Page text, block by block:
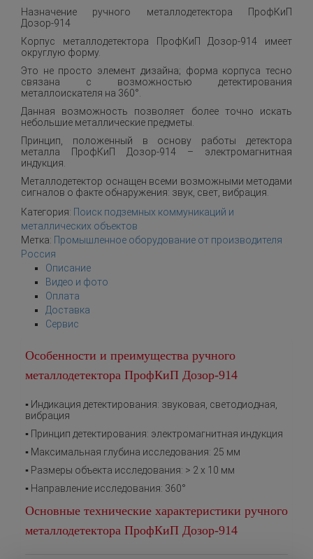
Назначение ручного металлодетектора ПрофКиП
Дозор-914
Корпус металлодетектора ПрофКиП Дозор-914 имеет
округлую форму.
Это не просто элемент дизайна; форма корпуса тесно
связана с возможностью детектирования
металлоискателя на 360°.
Данная возможность позволяет более точно искать
небольшие металлические предметы.
Принцип, положенный в основу работы детектора
металла ПрофКиП Дозор-914 – электромагнитная
индукция.
Металлодетектор оснащен всеми возможными методами
сигналов о факте обнаружения: звук, свет, вибрация.
Категория: Поиск подземных коммуникаций и
металлических объектов
Метка: Промышленное оборудование от производителя
Россия
Описание
Видео и фото
Оплата
Доставка
Сервис
Особенности и преимущества ручного
металлодетектора ПрофКиП Дозор-914
▪ Индикация детектирования: звуковая, светодиодная,
вибрация
▪ Принцип детектирования: электромагнитная индукция
▪ Максимальная глубина исследования: 25 мм
▪ Размеры объекта исследования: > 2 x 10 мм
▪ Направление исследования: 360°
Основные технические характеристики ручного
металлодетектора ПрофКиП Дозор-914